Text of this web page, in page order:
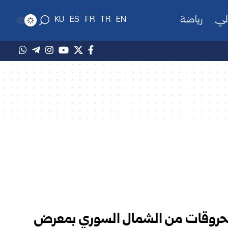
رياضة EN
TR
FR
ES
KU
من الشمال السوري بمعرض